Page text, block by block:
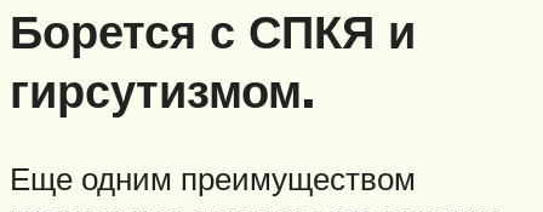
Борется с СПКЯ и
гирсутизмом.
Еще одним преимуществом